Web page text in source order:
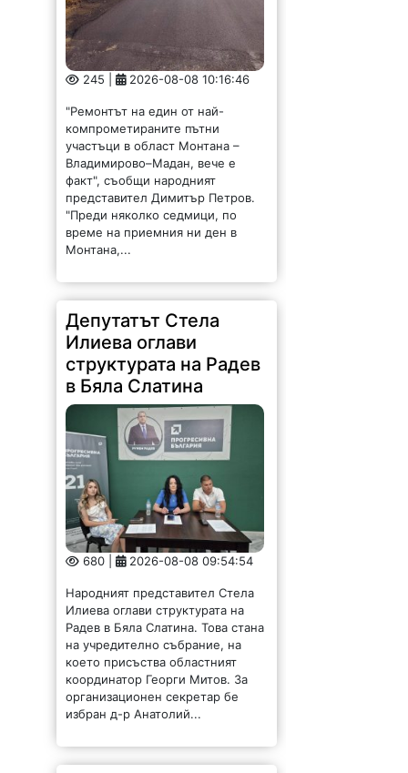
245 | 2026-08-08 10:16:46
"Ремонтът на един от най-
компрометираните пътни
участъци в област Монтана –
Владимирово–Мадан, вече е
факт", съобщи народният
представител Димитър Петров.
"Преди няколко седмици, по
време на приемния ни ден в
Монтана,...
Депутатът Стела
Илиева оглави
структурата на Радев
в Бяла Слатина
680 | 2026-08-08 09:54:54
Народният представител Стела
Илиева оглави структурата на
Радев в Бяла Слатина. Това стана
на учредително събрание, на
което присъства областният
координатор Георги Митов. За
организационен секретар бе
избран д-р Анатолий...